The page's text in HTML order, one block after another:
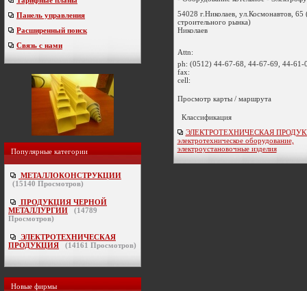
Панель управления
Расширенный поиск
Связь с нами
Популярные категории
МЕТАЛЛОКОНСТРУКЦИИ
(15140 Просмотров)
ПРОДУКЦИЯ ЧЕРНОЙ
МЕТАЛЛУРГИИ
(14789
Просмотров)
ЭЛЕКТРОТЕХНИЧЕСКАЯ
ПРОДУКЦИЯ
(14161 Просмотров)
Новые фирмы
54028 г.Николаев, ул.Космонавтов, 65
строительного рынка)
Николаев
Attn:
ph: (0512) 44-67-68, 44-67-69, 44-61-
fax:
cell:
Просмотр карты / маршрута
Классификация
ЭЛЕКТРОТЕХНИЧЕСКАЯ
электротехническое оборудование,
электроустановочные изделия